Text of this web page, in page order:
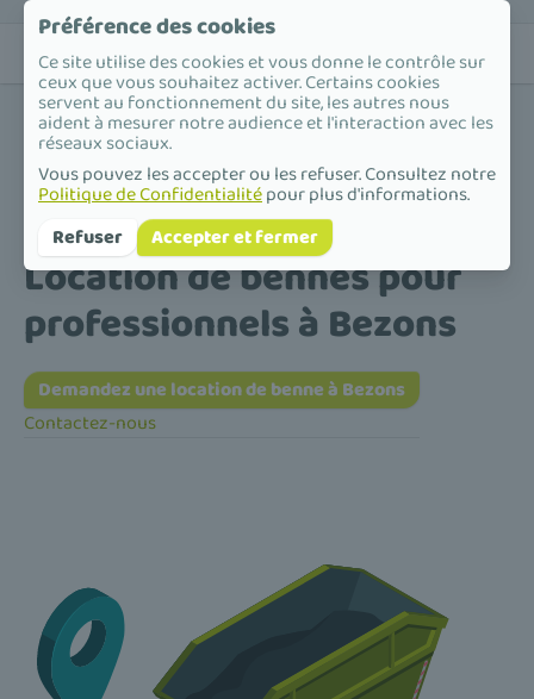
Accueil /Location de bennes pour professionnels /Île-de-France /
Val-d'Oise /Bezons
Location de bennes pour
professionnels à Bezons
Demandez une location de benne à Bezons
Contactez-nous
Préférence des cookies
Ce site utilise des cookies et vous donne le contrôle sur
ceux que vous souhaitez activer. Certains cookies
servent au fonctionnement du site, les autres nous
aident à mesurer notre audience et l'interaction avec les
réseaux sociaux.
Vous pouvez les accepter ou les refuser. Consultez notre
Politique de Confidentialitépour plus d'informations.
Refuser
Accepter et fermer